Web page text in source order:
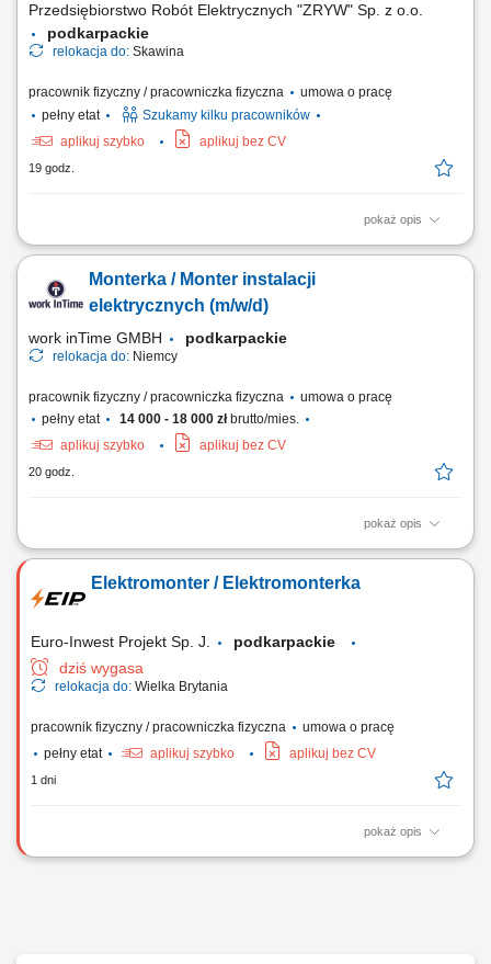
Przedsiębiorstwo Robót Elektrycznych "ZRYW" Sp. z o.o.
podkarpackie
relokacja do: Skawina
pracownik fizyczny / pracowniczka fizyczna
umowa o pracę
pełny etat
Szukamy kilku pracowników
aplikuj szybko
aplikuj bez CV
19 godz.
pokaż opis
Wykonywanie montażu i serwisu instalacji elektrycznych na obiektach
projektem. Współpraca z brygadzistą i pozostałymi członkami zespołu.
Monterka / Monter instalacji
elektrycznych (m/w/d)
work inTime GMBH podkarpackie
relokacja do: Niemcy
pracownik fizyczny / pracowniczka fizyczna
umowa o pracę
pełny etat
14 000 - 18 000 złbrutto/mies.
aplikuj szybko
aplikuj bez CV
20 godz.
pokaż opis
Zakres obowiązków: Wykonywanie instalacji elektrycznych w obiektach
starych instalacji. Montaż i podłączanie szaf sterowniczych. Realizacja
prostych prac montażowych. Praca w zespole polsko-niemieckim.
Elektromonter / Elektromonterka
Euro-Inwest Projekt Sp. J.
podkarpackie
dziś wygasa
relokacja do: Wielka Brytania
pracownik fizyczny / pracowniczka fizyczna
umowa o pracę
pełny etat
aplikuj szybko aplikuj bez CV
1 dni
pokaż opis
Montaż i budowa tras oraz linii kablowych. Instalacja gniazdek,